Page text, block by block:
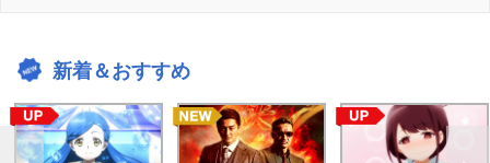
新着＆おすすめ